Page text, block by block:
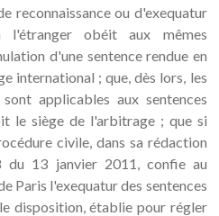
reconnaissance ou d'exequatur
l'étranger obéit aux mêmes
d'une sentence rendue en
international ; que, dès lors, les
applicables aux sentences
le siège de l'arbitrage ; que si
civile, dans sa rédaction
du 13 janvier 2011, confie au
Paris l'exequatur des sentences
disposition, établie pour régler